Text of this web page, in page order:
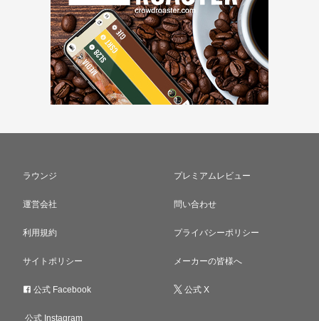
ラウンジ プレミアムレビュー
運営会社 問い合わせ
利用規約 プライバシーポリシー
サイトポリシー メーカーの皆様へ
公式 Facebook 公式 X
公式 Instagram